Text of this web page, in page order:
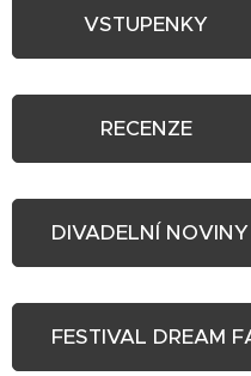
VSTUPENKY
RECENZE
DIVADELNÍ NOVINY
FESTIVAL DREAM